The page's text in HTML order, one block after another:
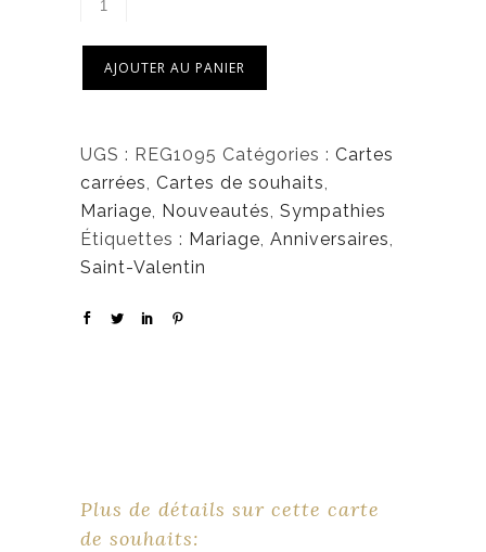
AJOUTER AU PANIER
UGS : REG1095 Catégories : Cartes
carrées, Cartes de souhaits,
Mariage, Nouveautés, Sympathies
Étiquettes : Mariage, Anniversaires,
Saint-Valentin
Plus de détails sur cette carte
de souhaits: